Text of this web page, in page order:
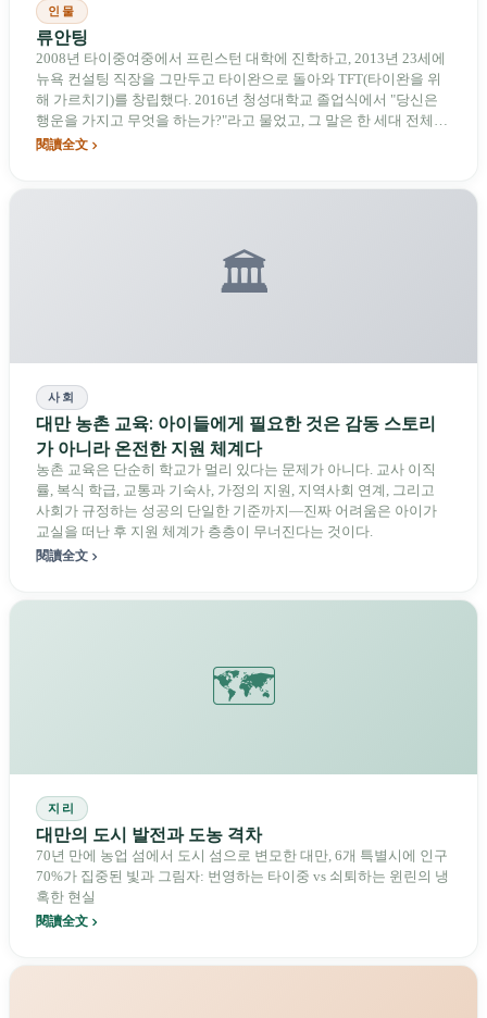
인물
류안팅
2008년 타이중여중에서 프린스턴 대학에 진학하고, 2013년 23세에
뉴욕 컨설팅 직장을 그만두고 타이완으로 돌아와 TFT(타이완을 위
해 가르치기)를 창립했다. 2016년 청성대학교 졸업식에서 "당신은
행운을 가지고 무엇을 하는가?"라고 물었고, 그 말은 한 세대 전체의
집단적 어록이 되었다. 하지만 그녀가 가장 자주 했던 또 다른 말은
閱讀全文
🏛️
사회
대만 농촌 교육: 아이들에게 필요한 것은 감동 스토리
가 아니라 온전한 지원 체계다
농촌 교육은 단순히 학교가 멀리 있다는 문제가 아니다. 교사 이직
률, 복식 학급, 교통과 기숙사, 가정의 지원, 지역사회 연계, 그리고
사회가 규정하는 성공의 단일한 기준까지—진짜 어려움은 아이가
교실을 떠난 후 지원 체계가 층층이 무너진다는 것이다.
閱讀全文
🗺️
지리
대만의 도시 발전과 도농 격차
70년 만에 농업 섬에서 도시 섬으로 변모한 대만, 6개 특별시에 인구
70%가 집중된 빛과 그림자: 번영하는 타이중 vs 쇠퇴하는 윈린의 냉
혹한 현실
閱讀全文